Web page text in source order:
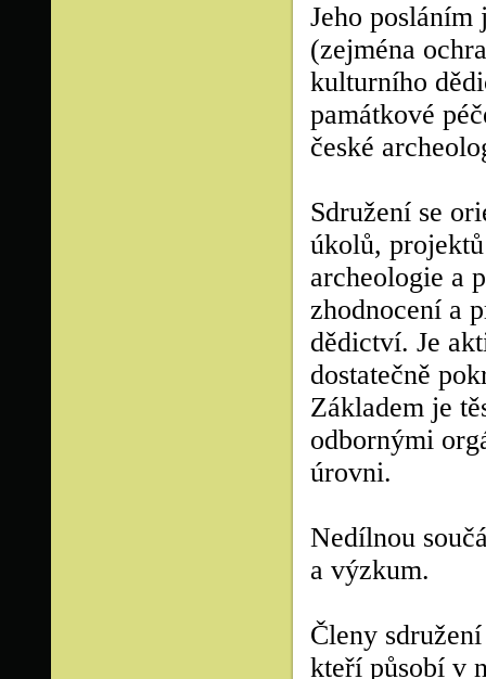
Jeho
(zejména
kulturního
památkové
české
Sdružení se
úkolů,
archeologie a
zhodnocení a
dědictví. Je
dostatečně
Základem je
odbornými
úrovni.
Nedílnou
a výzkum.
Členy
kteří působí v